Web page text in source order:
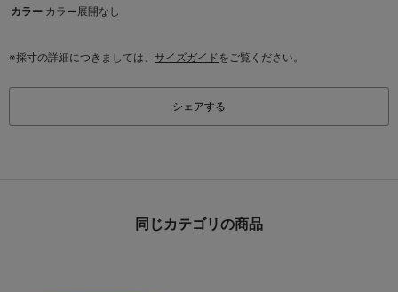
カラー カラー展開なし
※採寸の詳細につきましては、 サイズガイドをご覧ください。
シェアする
同じカテゴリの商品